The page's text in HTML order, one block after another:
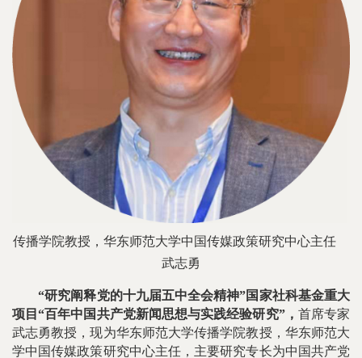
传播学院教授，华东师范大学中国传媒政策研究中心主任
武志勇
“研究阐释党的十九届五中全会精神”国家社科基金重大
项目“百年中国共产党新闻思想与实践经验研究”， 首席专家
武志勇教授，现为华东师范大学传播学院教授，华东师范大
学中国传媒政策研究中心主任，主要研究专长为中国共产党